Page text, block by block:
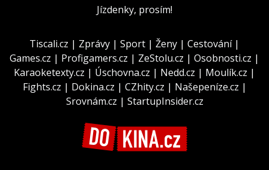
Jízdenky, prosím!
Tiscali.cz | Zprávy | Sport | Ženy | Cestování|
Games.cz | Profigamers.cz | ZeStolu.cz | Osobnosti.cz |
Karaoketexty.cz | Úschovna.cz | Nedd.cz | Moulík.cz |
Fights.cz | Dokina.cz | CZhity.cz | Našepeníze.cz |
Srovnám.cz | StartupInsider.cz